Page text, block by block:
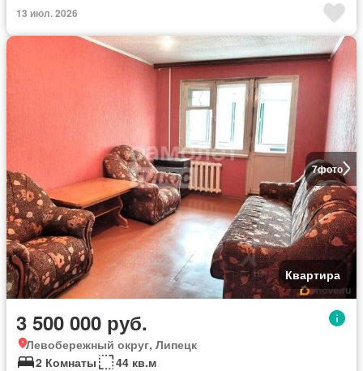
13 июл. 2026
7фото
Квартира
3 500 000 руб.
Левобережный округ, Липецк
2 Комнаты
44 кв.м